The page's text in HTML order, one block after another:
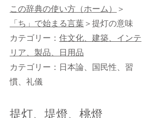
この辞典の使い方（ホーム）＞
「ち」で始まる言葉＞提灯の意味
カテゴリー： 住文化、建築、インテ
リア、製品、日用品
カテゴリー： 日本論、国民性、習
慣、礼儀
提灯、堤燈、桃燈